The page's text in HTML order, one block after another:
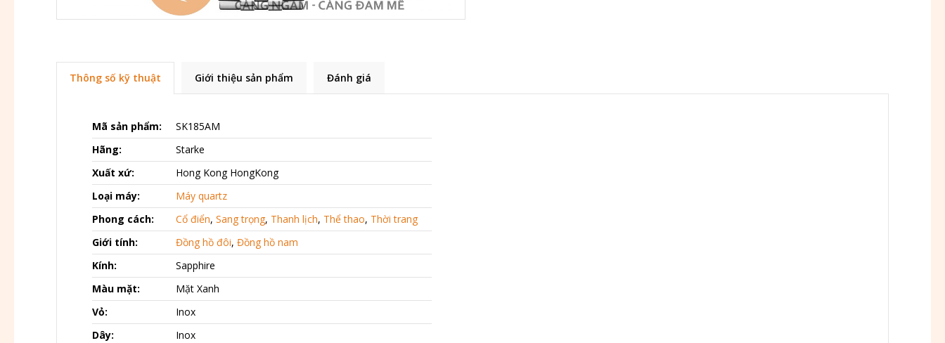
Thông số kỹ thuật Giới thiệu sản phẩm Đánh giá
Mã sản phẩm:
SK185AM
Hãng:
Starke
Xuất xứ:
Hong Kong HongKong
Loại máy:
Máy quartz
Phong cách:
Cổ điển, Sang trọng, Thanh lịch, Thể thao, Thời trang
Giới tính:
Đồng hồ đôi, Đồng hồ nam
Kính:
Sapphire
Màu mặt:
Mặt Xanh
Vỏ:
Inox
Dây:
Inox